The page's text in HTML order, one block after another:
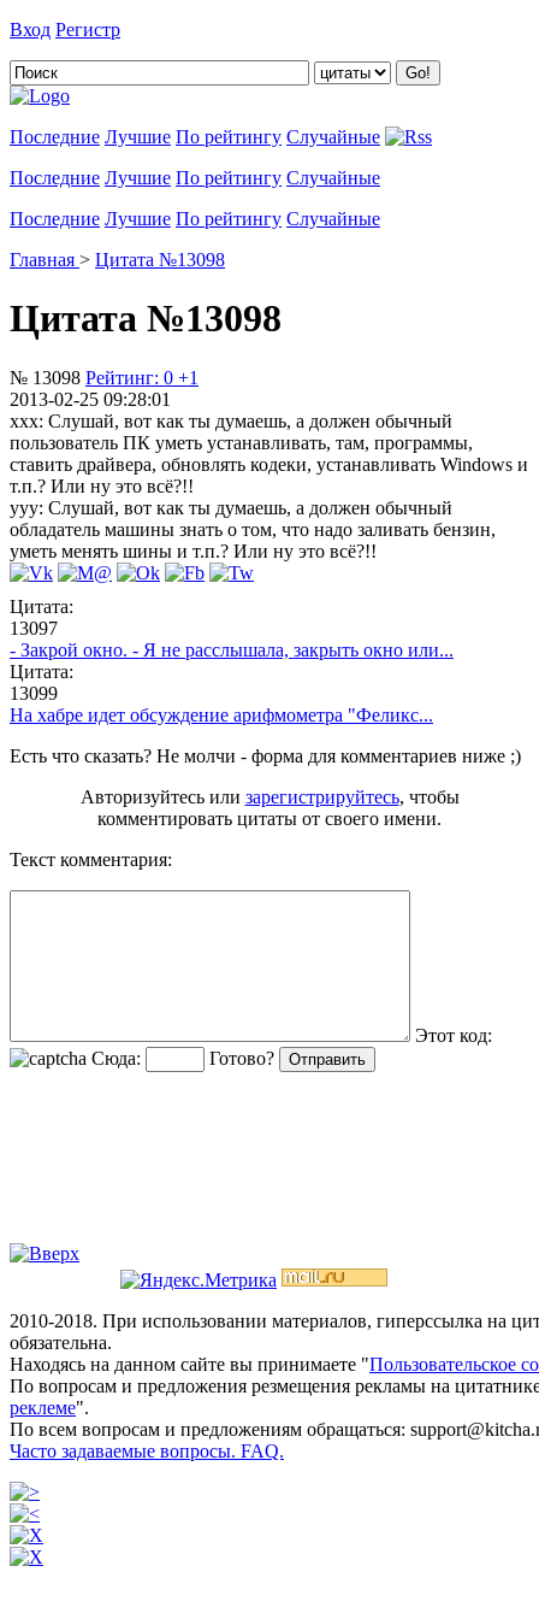
Вход Регистр
Последние Лучшие По рейтингу Случайные
Последние Лучшие По рейтингу Случайные
Последние Лучшие По рейтингу Случайные
Главная > Цитата №13098
Цитата №13098
№ 13098 Рейтинг: 0 +1
2013-02-25 09:28:01
xxx: Слушай, вот как ты думаешь, а должен обычный
пользователь ПК уметь устанавливать, там, программы,
ставить драйвера, обновлять кодеки, устанавливать Windows и
т.п.? Или ну это всё?!!
yyy: Слушай, вот как ты думаешь, а должен обычный
обладатель машины знать о том, что надо заливать бензин,
уметь менять шины и т.п.? Или ну это всё?!!
Цитата:
13097
- Закрой окно. - Я не расслышала, закрыть окно или...
Цитата:
13099
На хабре идет обсуждение арифмометра "Феликс...
Есть что сказать? Не молчи - форма для комментариев ниже ;)
Авторизуйтесь или зарегистрируйтесь, чтобы
комментировать цитаты от своего имени.
Текст комментария:
Этот код:
Сюда:
Готово?
2010-2018. При использовании материалов, гиперссылка на
обязательна.
Находясь на данном сайте вы принимаете "Пользовательское
По вопросам и предложения резмещения рекламы на
реклеме".
По всем вопросам и предложениям обращаться:
Часто задаваемые вопросы. FAQ.